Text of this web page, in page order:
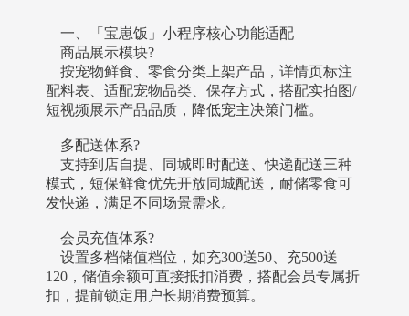
一、「宝崽饭」小程序核心功能适配
商品展示模块?
按宠物鲜食、零食分类上架产品，详情页标注
配料表、适配宠物品类、保存方式，搭配实拍图/
短视频展示产品品质，降低宠主决策门槛。
多配送体系?
支持到店自提、同城即时配送、快递配送三种
模式，短保鲜食优先开放同城配送，耐储零食可
发快递，满足不同场景需求。
会员充值体系?
设置多档储值档位，如充300送50、充500送
120，储值余额可直接抵扣消费，搭配会员专属折
扣，提前锁定用户长期消费预算。